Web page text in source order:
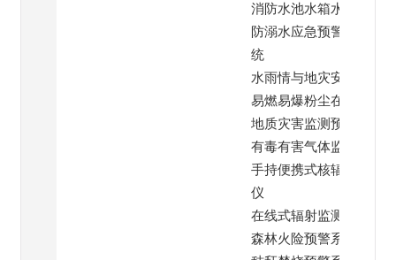
消防水池水箱水位监测
防溺水应急预警喊话系
统
水雨情与地灾安全监测
易燃易爆粉尘在线监测
地质灾害监测预警系统
有毒有害气体监测
手持便携式核辐射检测
仪
在线式辐射监测仪
森林火险预警系统